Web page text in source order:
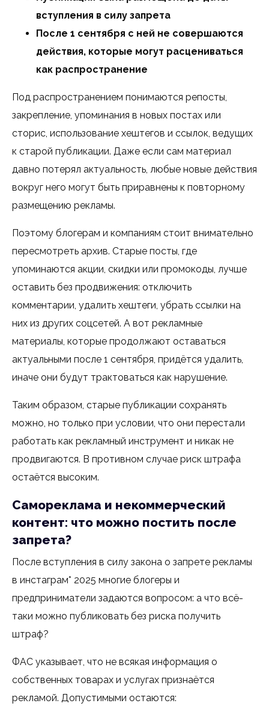
вступления в силу запрета
После 1 сентября с ней не совершаются
действия, которые могут расцениваться
как распространение
Под распространением понимаются репосты,
закрепление, упоминания в новых постах или
сторис, использование хештегов и ссылок, ведущих
к старой публикации. Даже если сам материал
давно потерял актуальность, любые новые действия
вокруг него могут быть приравнены к повторному
размещению рекламы.
Поэтому блогерам и компаниям стоит внимательно
пересмотреть архив. Старые посты, где
упоминаются акции, скидки или промокоды, лучше
оставить без продвижения: отключить
комментарии, удалить хештеги, убрать ссылки на
них из других соцсетей. А вот рекламные
материалы, которые продолжают оставаться
актуальными после 1 сентября, придётся удалить,
иначе они будут трактоваться как нарушение.
Таким образом, старые публикации сохранять
можно, но только при условии, что они перестали
работать как рекламный инструмент и никак не
продвигаются. В противном случае риск штрафа
остаётся высоким.
Самореклама и некоммерческий
контент: что можно постить после
запрета?
После вступления в силу закона о запрете рекламы
в инстаграм* 2025 многие блогеры и
предприниматели задаются вопросом: а что всё-
таки можно публиковать без риска получить
штраф?
ФАС указывает, что не всякая информация о
собственных товарах и услугах признаётся
рекламой. Допустимыми остаются: